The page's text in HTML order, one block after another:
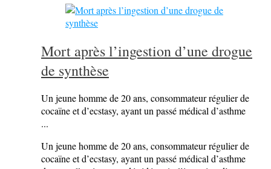
Mort après l’ingestion d’une drogue
de synthèse
Un jeune homme de 20 ans, consommateur régulier de
cocaïne et d’ecstasy, ayant un passé médical d’asthme
...
Un jeune homme de 20 ans, consommateur régulier de
cocaïne et d’ecstasy, ayant un passé médical d’asthme